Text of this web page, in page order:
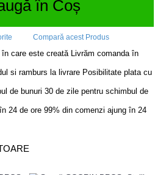
în Coș
Compară acest Produs
Livrăm comanda în
Posibilitate plata cu
30 de zile pentru schimbul de
99% din comenzi ajung în 24